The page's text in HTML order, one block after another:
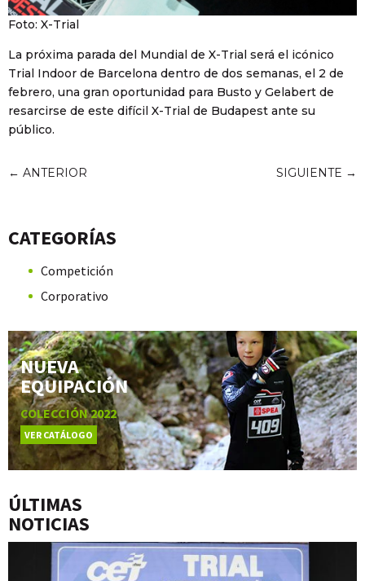
Foto: X-Trial
La próxima parada del Mundial de X-Trial será el icónico
Trial Indoor de Barcelona dentro de dos semanas, el 2 de
febrero, una gran oportunidad para Busto y Gelabert de
resarcirse de este difícil X-Trial de Budapest ante su
público.
← ANTERIOR SIGUIENTE →
CATEGORÍAS
Competición
Corporativo
NUEVA
EQUIPACIÓN
COLECCIÓN 2022
VER CATÁLOGO
ÚLTIMAS
NOTICIAS